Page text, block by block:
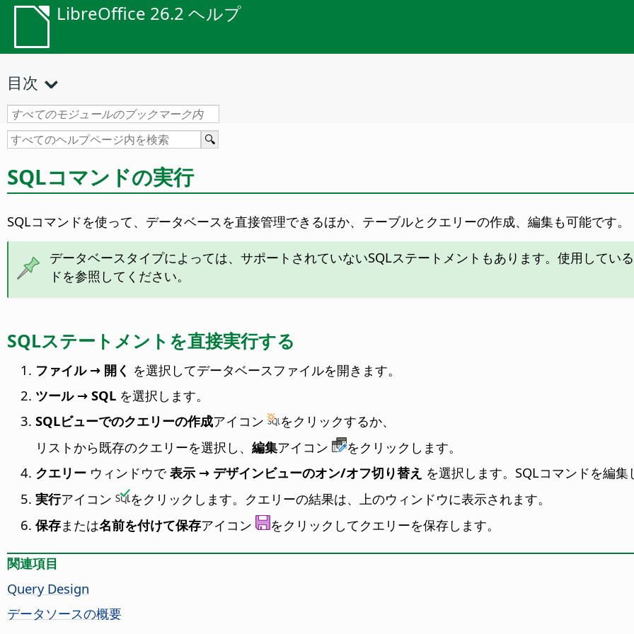
LibreOffice 26.2 ヘルプ
目次
SQLコマンドの実行
SQLコマンドを使って、データベースを直接管理できるほか、テーブルとクエリーの作成、編集も可能です。
データベースタイプによっては、サポートされていないSQLステートメントもあります。使用してい
ドを参照してください。
SQLステートメントを直接実行する
ファイル → 開く を選択してデータベースファイルを開きます。
ツール → SQL を選択します。
SQLビューでのクエリーの作成アイコン
をクリックするか、
リストから既存のクエリーを選択し、 編集アイコン
をクリックします。
クエリー ウィンドウで表示 → デザインビューのオン/オフ切り替え を選択します。SQLコマンドを編集
実行アイコン
をクリックします。クエリーの結果は、上のウィンドウに表示されます。
保存または名前を付けて保存アイコン をクリックしてクエリーを保存します。
関連項目
Query Design
データソースの概要